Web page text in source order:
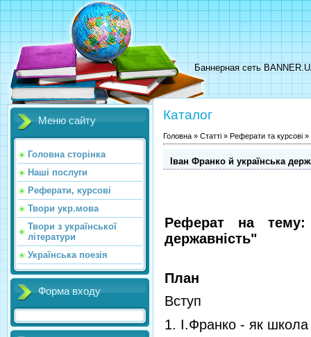
Баннерная сеть
Меню сайту
Головна сторінка
Наші послуги
Реферати, курсові
Твори укр.мова
Твори з української
літератури
Українська поезія
Форма входу
Каталог
Головна » Статті » Реферати та курсові »
Іван Франко й українська
Реферат на тему:
державність"
План
Вступ
1. І.Франко - як школа